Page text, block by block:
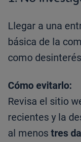
Llegar a una
básica de la
como
Cómo evitarlo:
Revisa el sitio
recientes y la
al menos tres